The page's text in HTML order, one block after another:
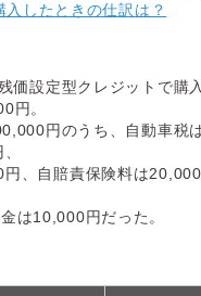
入したときの仕訳は？
価設定型クレジットで購
円。
円のうち、自動車税
、自賠責保険料は
は10,000円だった。